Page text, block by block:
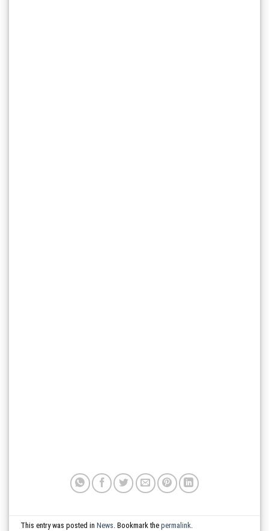
This entry was posted inNews. Bookmark thepermalink.